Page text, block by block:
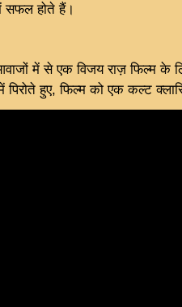
सफल होते हैं।
में से एक विजय राज़ फिल्म के
हुए, फिल्म को एक कल्ट